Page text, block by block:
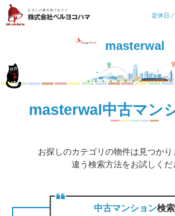
定休日
masterwal
masterwal中古マン
お探しのカテゴリの物件は見つかり
違う検索方法をお試しくだ
中古マンション検索